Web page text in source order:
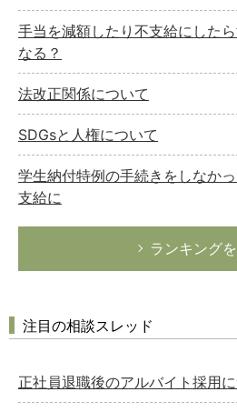
手当を減額したり不支給にした
なる？
法改正関係について
SDGsと人権について
学生納付特例の手続きをしなか
支給に
ランキング
注目の相談スレッド
正社員退職後のアルバイト採用